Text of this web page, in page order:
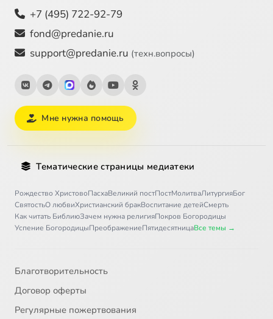
+7 (495) 722-92-79
fond@predanie.ru
support@predanie.ru (техн.вопросы)
Мне нужна помощь
Тематические страницы медиатеки
Рождество ХристовоПасхаВеликий постПостМолитваЛитургияБог
СвятостьО любвиХристианский бракВоспитание детейСмерть
Как читать БиблиюЗачем нужна религияПокров Богородицы
Успение БогородицыПреображениеПятидесятницаВсе темы →
Благотворительность
Договор оферты
Регулярные пожертвования